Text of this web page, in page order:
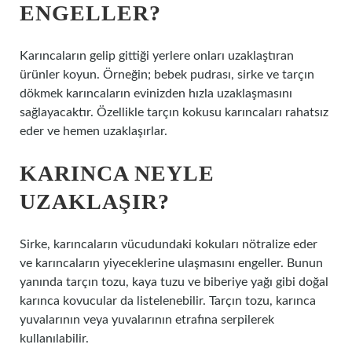
ENGELLER?
Karıncaların gelip gittiği yerlere onları uzaklaştıran
ürünler koyun. Örneğin; bebek pudrası, sirke ve tarçın
dökmek karıncaların evinizden hızla uzaklaşmasını
sağlayacaktır. Özellikle tarçın kokusu karıncaları rahatsız
eder ve hemen uzaklaşırlar.
KARINCA NEYLE
UZAKLAŞIR?
Sirke, karıncaların vücudundaki kokuları nötralize eder
ve karıncaların yiyeceklerine ulaşmasını engeller. Bunun
yanında tarçın tozu, kaya tuzu ve biberiye yağı gibi doğal
karınca kovucular da listelenebilir. Tarçın tozu, karınca
yuvalarının veya yuvalarının etrafına serpilerek
kullanılabilir.